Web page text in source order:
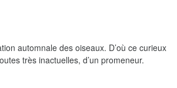
automnale des oiseaux. D’où ce curieux
très inactuelles, d’un promeneur.